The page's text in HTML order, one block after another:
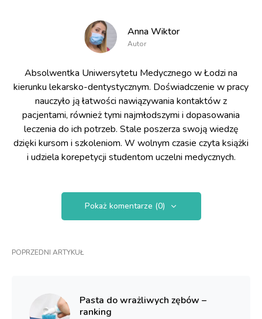
Anna Wiktor
Autor
Absolwentka Uniwersytetu Medycznego w Łodzi na
kierunku lekarsko-dentystycznym. Doświadczenie w pracy
nauczyło ją łatwości nawiązywania kontaktów z
pacjentami, również tymi najmłodszymi i dopasowania
leczenia do ich potrzeb. Stale poszerza swoją wiedzę
dzięki kursom i szkoleniom. W wolnym czasie czyta książki
i udziela korepetycji studentom uczelni medycznych.
Pokaż komentarze (0)
POPRZEDNI ARTYKUŁ
Pasta do wrażliwych zębów –
ranking